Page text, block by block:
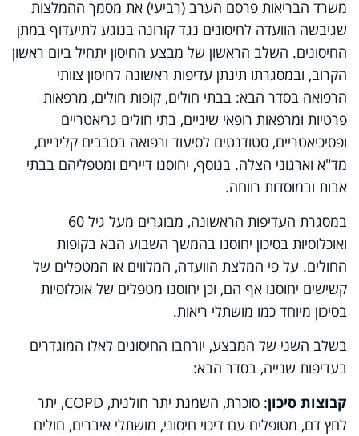
משרד הבריאות פרסם הערב (רביעי) את מסמך ההמלצות
שגיבשה הוועדה לחיסונים נגד קורונה בנוגע לתיעדוף במתן
החיסונים. השלב הראשון של מבצע החיסון יתחיל ביום ראשון
הקרוב, ובמסגרתו תינתן עדיפות ראשונה לחיסון צוותי
הרפואה בסדר הבא: בבתי חולים, קופות חולים, מרפאות
פרטיות ומרפאות רופאי שיניים, בתי חולים גריאטריים
ופסיכיאטריים, סטודנטים לסיעוד ורפואה בסבבים קליניים,
מד"א וארגוני הצלה. בנוסף, יחוסנו דיירים ומטפליהם בבתי
אבות ובמוסדות רווחה.
במסגרת העדיפות הראשונה, מבוגרים מעל גיל 60
ואוכלוסיות בסיכון יחוסנו בהמשך השבוע הבא בקופות
החולים. על פי המלצת הוועדה, המלווים או המטפלים של
קשישים יחוסנו אף הם, וכן יחוסנו מטפלים של אוכלוסיות
בסיכון מיוחד כמו מושתלי ריאות.
בשלב השני של המבצע, יורחבו החיסונים לאלו המוגדרים
בעדיפות שנייה, בסדר הבא:
קבוצות סיכון: סוכרת, השמנת יתר חולנית, COPD, יתר
לחץ דם, מטופלים עם דיכוי חיסוני, מושתלי איברים, חולים